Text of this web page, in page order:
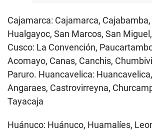
Cajamarca: Cajamarca,
Hualgayoc, San Marcos, San
Cusco: La Convención,
Acomayo, Canas, Canchis,
Paruro. Huancavelica:
Angaraes, Castrovirreyna,
Tayacaja
Huánuco: Huánuco, Huamalíes,